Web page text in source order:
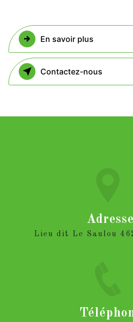
En savoir plus
Contactez-nous
Adresse
Lieu dit Le Saulou